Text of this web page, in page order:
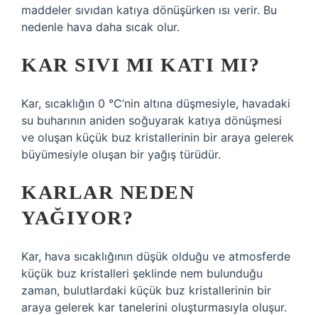
maddeler sıvıdan katıya dönüşürken ısı verir. Bu
nedenle hava daha sıcak olur.
KAR SIVI MI KATI MI?
Kar, sıcaklığın 0 °C’nin altına düşmesiyle, havadaki
su buharının aniden soğuyarak katıya dönüşmesi
ve oluşan küçük buz kristallerinin bir araya gelerek
büyümesiyle oluşan bir yağış türüdür.
KARLAR NEDEN
YAĞIYOR?
Kar, hava sıcaklığının düşük olduğu ve atmosferde
küçük buz kristalleri şeklinde nem bulunduğu
zaman, bulutlardaki küçük buz kristallerinin bir
araya gelerek kar tanelerini oluşturmasıyla oluşur.